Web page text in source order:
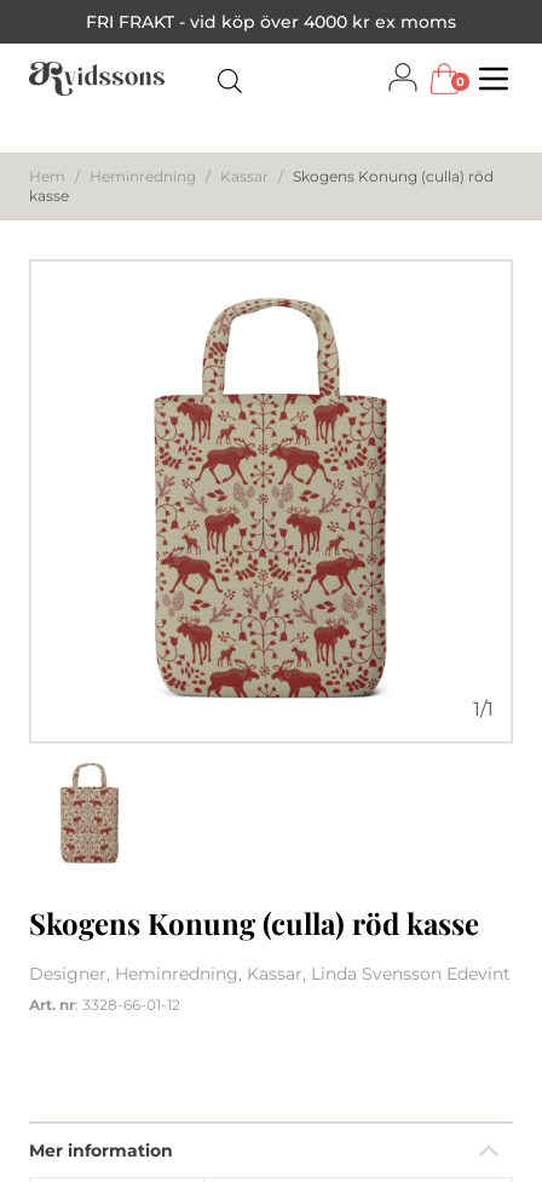
FRI FRAKT - vid köp över 4000 kr ex moms
0
Hem / Heminredning / Kassar / Skogens Konung (culla) röd
kasse
1/1
Skogens Konung (culla) röd kasse
Designer, Heminredning, Kassar, Linda Svensson Edevint
Art. nr: 3328-66-01-12
Mer information